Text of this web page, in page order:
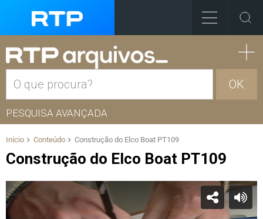
OK
PESQUISA AVANÇADA
Início Conteúdo Construção do Elco Boat PT109
Construção do Elco Boat PT109